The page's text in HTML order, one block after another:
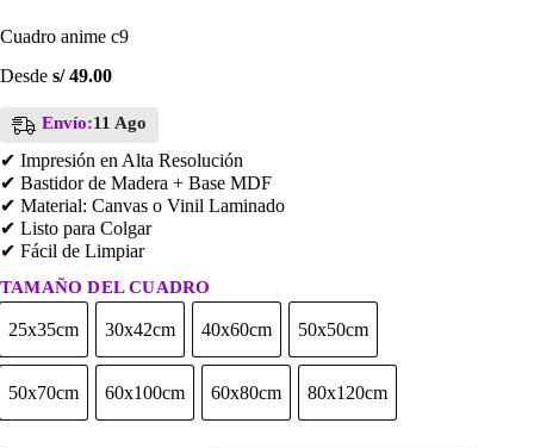
Cuadro anime c9
Desde s/49.00
Envío:11 Ago
✔ Impresión en Alta Resolución
✔ Bastidor de Madera + Base MDF
✔ Material: Canvas o Vinil Laminado
✔ Listo para Colgar
✔ Fácil de Limpiar
TAMAÑO DEL CUADRO
25x35cm25x35cm30x42cm30x42cm40x60cm40x60cm50x50cm
50x50cm
50x70cm50x70cm60x100cm60x100cm60x80cm60x80cm80x120cm
80x120cm